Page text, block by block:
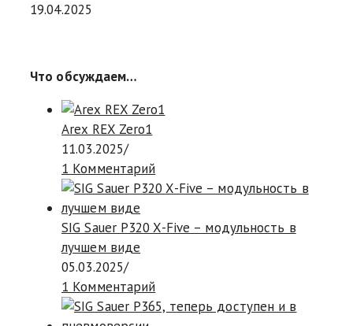
19.04.2025
Что обсуждаем…
Arex REX Zero1
11.03.2025/
1 Комментарий
SIG Sauer P320 X-Five – модульность в
лучшем виде
05.03.2025/
1 Комментарий